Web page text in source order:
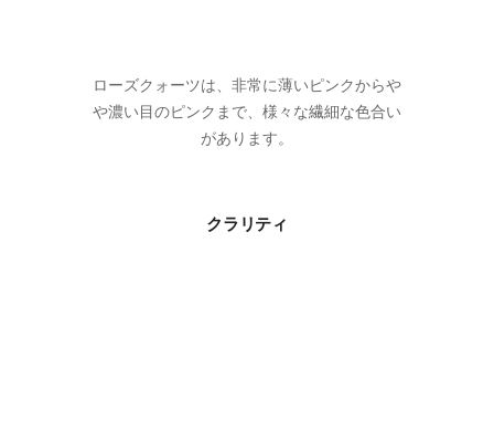
ローズクォーツは、非常に薄いピンクからや
や濃い目のピンクまで、様々な繊細な色合い
があります。
クラリティ